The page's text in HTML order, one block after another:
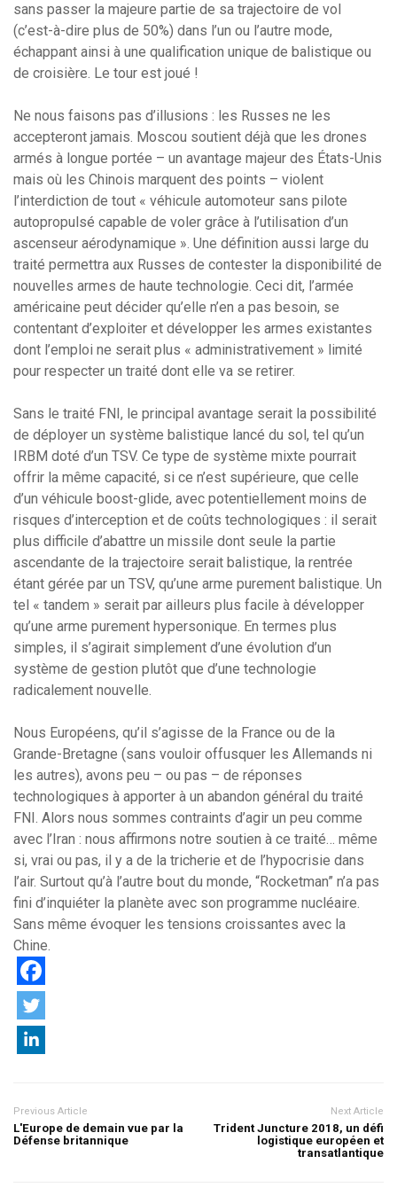
sans passer la majeure partie de sa trajectoire de vol
(c’est-à-dire plus de 50%) dans l’un ou l’autre mode,
échappant ainsi à une qualification unique de balistique ou
de croisière. Le tour est joué !
Ne nous faisons pas d’illusions : les Russes ne les
accepteront jamais. Moscou soutient déjà que les drones
armés à longue portée – un avantage majeur des États-Unis
mais où les Chinois marquent des points – violent
l’interdiction de tout « véhicule automoteur sans pilote
autopropulsé capable de voler grâce à l’utilisation d’un
ascenseur aérodynamique ». Une définition aussi large du
traité permettra aux Russes de contester la disponibilité de
nouvelles armes de haute technologie. Ceci dit, l’armée
américaine peut décider qu’elle n’en a pas besoin, se
contentant d’exploiter et développer les armes existantes
dont l’emploi ne serait plus « administrativement » limité
pour respecter un traité dont elle va se retirer.
Sans le traité FNI, le principal avantage serait la possibilité
de déployer un système balistique lancé du sol, tel qu’un
IRBM doté d’un TSV. Ce type de système mixte pourrait
offrir la même capacité, si ce n’est supérieure, que celle
d’un véhicule boost-glide, avec potentiellement moins de
risques d’interception et de coûts technologiques : il serait
plus difficile d’abattre un missile dont seule la partie
ascendante de la trajectoire serait balistique, la rentrée
étant gérée par un TSV, qu’une arme purement balistique. Un
tel « tandem » serait par ailleurs plus facile à développer
qu’une arme purement hypersonique. En termes plus
simples, il s’agirait simplement d’une évolution d’un
système de gestion plutôt que d’une technologie
radicalement nouvelle.
Nous Européens, qu’il s’agisse de la France ou de la
Grande-Bretagne (sans vouloir offusquer les Allemands ni
les autres), avons peu – ou pas – de réponses
technologiques à apporter à un abandon général du traité
FNI. Alors nous sommes contraints d’agir un peu comme
avec l’Iran : nous affirmons notre soutien à ce traité… même
si, vrai ou pas, il y a de la tricherie et de l’hypocrisie dans
l’air. Surtout qu’à l’autre bout du monde, “Rocketman” n’a pas
fini d’inquiéter la planète avec son programme nucléaire.
Sans même évoquer les tensions croissantes avec la
Chine.
Previous Article
L'Europe de demain vue par la
Défense britannique
Next Article
Trident Juncture 2018, un défi
logistique européen et
transatlantique